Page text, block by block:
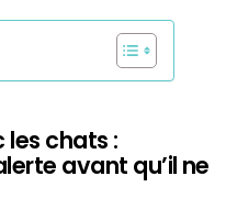
les chats :
avant qu’il ne